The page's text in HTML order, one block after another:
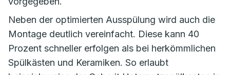
Neben der optimierten Ausspülung wird auch die
Montage deutlich vereinfacht. Diese kann 40
Prozent schneller erfolgen als bei herkömmlichen
Spülkästen und Keramiken. So erlaubt